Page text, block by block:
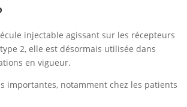
injectable agissant sur les récepteurs
2, elle est désormais utilisée dans
en vigueur.
importantes, notamment chez les patients